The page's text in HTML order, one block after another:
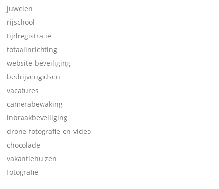
juwelen
rijschool
tijdregistratie
totaalinrichting
website-beveiliging
bedrijvengidsen
vacatures
camerabewaking
inbraakbeveiliging
drone-fotografie-en-video
chocolade
vakantiehuizen
fotografie